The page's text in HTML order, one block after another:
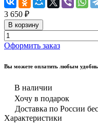
3 650 ₽
В корзину
Оформить заказ
Вы можете оплатить любым
В наличии
Хочу в подарок
Доставка по России
Характеристики